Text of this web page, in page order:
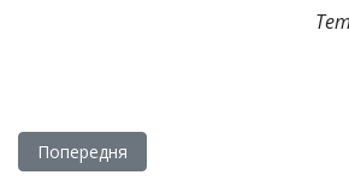
Попередня стаття: Книжковий
Попередня